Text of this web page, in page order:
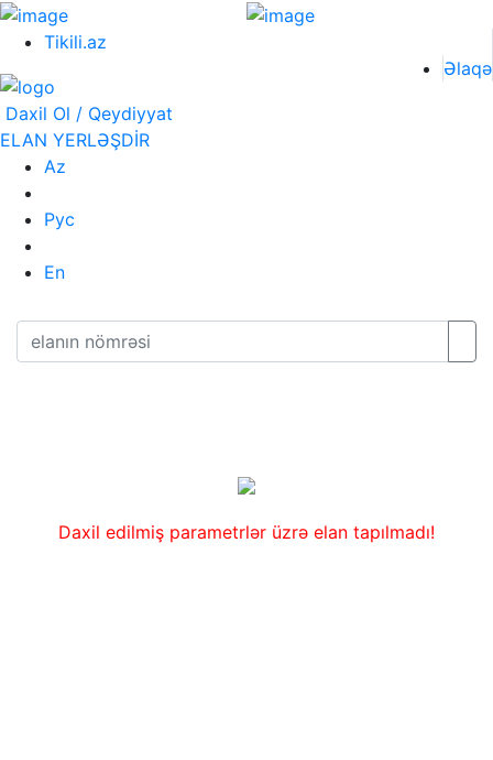
Tikili.az
Əlaqə
Daxil Ol / Qeydiyyat
ELAN YERLƏŞDİR
Az
Рус
En
Daxil edilmiş parametrlər üzrə elan tapılmadı!